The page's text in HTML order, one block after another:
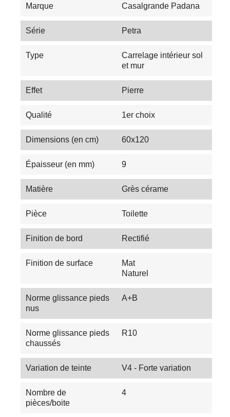
Marque Casalgrande Padana
Série Petra
Type
Carrelage intérieur sol
et mur
Effet Pierre
Qualité 1er choix
Dimensions (en cm) 60x120
Épaisseur (en mm) 9
Matière Grès cérame
Pièce Toilette
Finition de bord Rectifié
Finition de surface
Mat
Naturel
Norme glissance pieds
nus
A+B
Norme glissance pieds
chaussés
R10
Variation de teinte V4 - Forte variation
Nombre de
pièces/boite
4